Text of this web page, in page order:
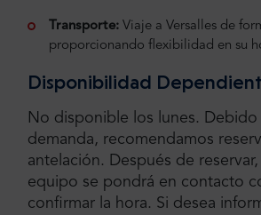
Transporte: Viaje a Versalles de
proporcionando flexibilidad en su
Disponibilidad
No disponible los lunes. Debido
demanda, recomendamos
antelación. Después de
equipo se pondrá en contacto
confirmar la hora. Si desea